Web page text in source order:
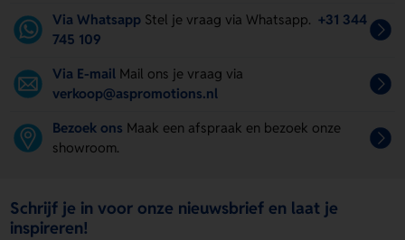
Via Whatsapp Stel je vraag via Whatsapp. +31 344
745 109
Via E-mail Mail ons je vraag via
verkoop@aspromotions.nl
Bezoek ons Maak een afspraak en bezoek onze
showroom.
Schrijf je in voor onze nieuwsbrief en laat je
inspireren!